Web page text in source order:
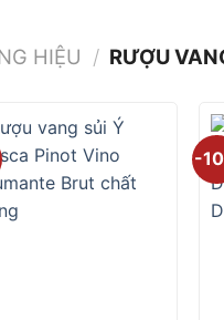
HIỆU / RƯỢU
-